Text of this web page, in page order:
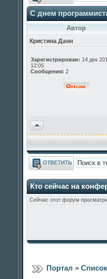
С днем
Автор
Кристина Данн
Зарегистрирован: 14 дек
12:05
Сообщения: 2
Вернуться
к
началу
Ответить
Кто сейчас на
Сейчас этот форум
Портал »